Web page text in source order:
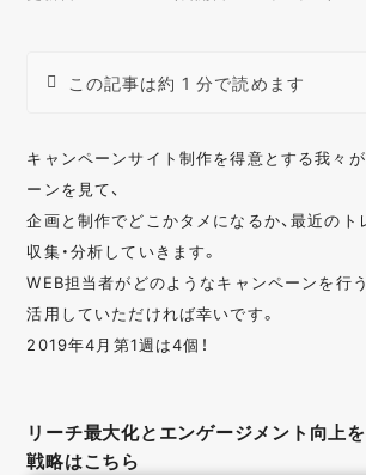
この記事は約 1 分で読めます
キャンペーンサイト制作を得意とする我々
ーンを見て、
企画と制作でどこかタメになるか、最近のト
収集・分析していきます。
WEB担当者がどのようなキャンペーンを行
活用していただければ幸いです。
2019年4月第1週は4個！
リーチ最大化とエンゲージメント向上
戦略はこちら